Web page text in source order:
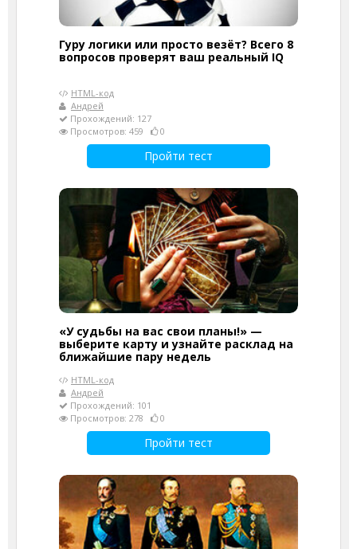
Гуру логики или просто везёт? Всего 8
вопросов проверят ваш реальный IQ
HTML-код
Андрей
Прохождений: 127
Просмотров: 459
0
Пройти тест
«У судьбы на вас свои планы!» —
выберите карту и узнайте расклад на
ближайшие пару недель
HTML-код
Андрей
Прохождений: 101
Просмотров: 278
0
Пройти тест